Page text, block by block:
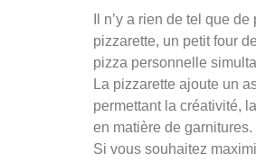
Il n’y a rien de tel que
pizzarette, un petit four
pizza personnelle
La pizzarette ajoute un
permettant la créativité,
en matière de garnitures.
Si vous souhaitez